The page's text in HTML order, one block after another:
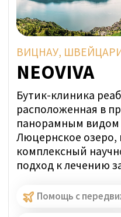
Прямая цена за неделю:
ИНДИВИДУАЛЬНО
УЗНАТЬ
учреждение, чтобы
соответствие их
на профильной странице.
ЗАДАТЬ ВОПРОС В
Индивидуальный подход